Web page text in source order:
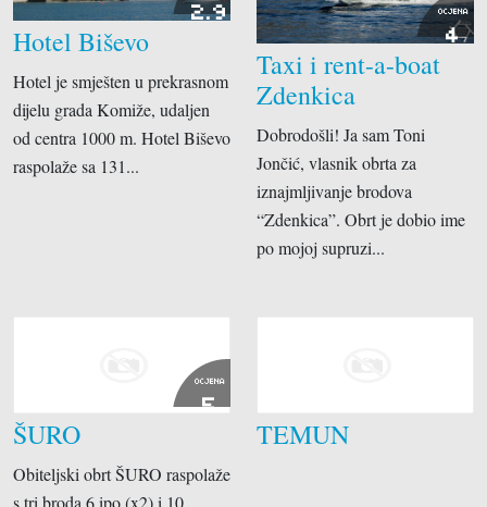
2.9
Hotel Biševo
Hotel je smješten u prekrasnom
dijelu grada Komiže, udaljen
od centra 1000 m. Hotel Biševo
raspolaže sa 131...
OCJENA
4
Taxi i rent-a-boat
Zdenkica
Dobrodošli! Ja sam Toni
Jončić, vlasnik obrta za
iznajmljivanje brodova
“Zdenkica”. Obrt je dobio ime
po mojoj supruzi...
OCJENA
5
ŠURO
Obiteljski obrt ŠURO raspolaže
s tri broda 6 ipo (x2) i 10
TEMUN